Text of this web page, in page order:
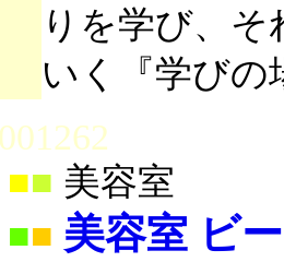
りを学び、
いく『学びの
■ 美容室
■■ 美容室 ビ